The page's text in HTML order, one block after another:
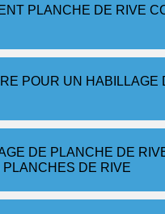
PLANCHE DE RIVE
POUR UN
DE PLANCHE DE
DE RIVE